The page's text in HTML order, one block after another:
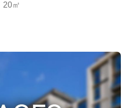
20㎡